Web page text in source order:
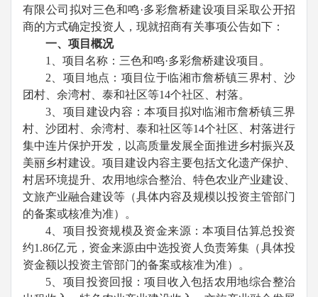
有限公司拟对三色和鸣·多彩詹桥建设项目采取公开招
商的方式确定投资人，现就招商有关事项公告如下：
一、项目概况
1
、项目名称：三色和鸣·多彩詹桥建设项目。
2 、项目地点：项目位于临湘市詹桥镇三界村、沙
团村、余湾村、泰和社区等14个社区、村落。
3 、项目建设内容：本项目拟对临湘市詹桥镇三界
村、沙团村、余湾村、泰和社区等14个社区、村落进行
集中连片保护开发，以高质量发展全面推进乡村振兴及
美丽乡村建设。项目建设内容主要包括文化遗产保护、
村居环境提升、农用地综合整治、特色农业产业建设、
文旅产业融合建设等（具体内容及规模以投资主管部门
的备案或核准为准）。
4 、项目投资规模及资金来源：本项目估算总投资
约1.86亿元，资金来源由中选投资人负责筹集 （具体投
资金额以投资主管部门的备案或核准为准）。
5 、项目投资回报：项目收入包括农用地综合整治